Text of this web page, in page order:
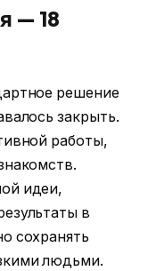
— 18
решение
закрыть.
работы,
идеи,
в
сохранять
людьми.